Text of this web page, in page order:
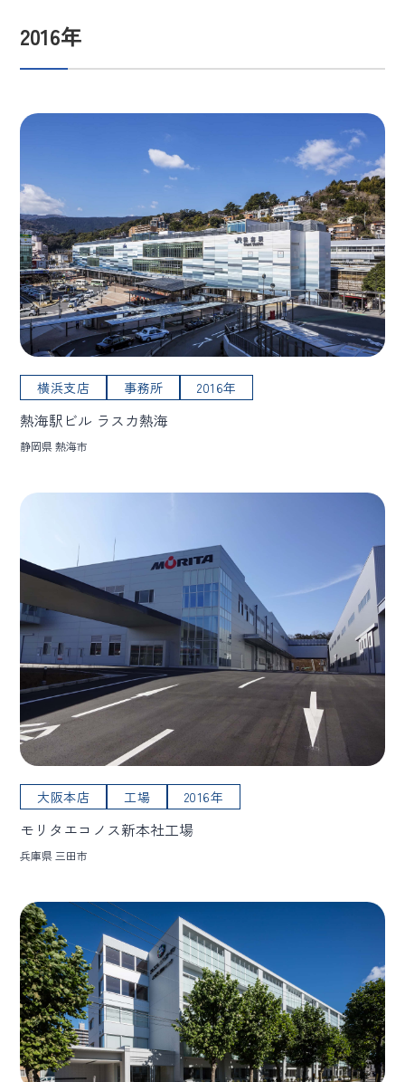
2016年
横浜支店 事務所 2016年
熱海駅ビル ラスカ熱海
静岡県 熱海市
大阪本店 工場 2016年
モリタエコノス新本社工場
兵庫県 三田市